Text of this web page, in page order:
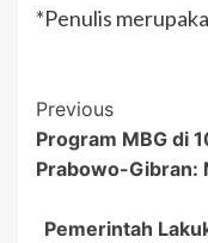
*Penulis
Post
Previous
Program MBG di
Prabowo-Gibran:
Pemerintah